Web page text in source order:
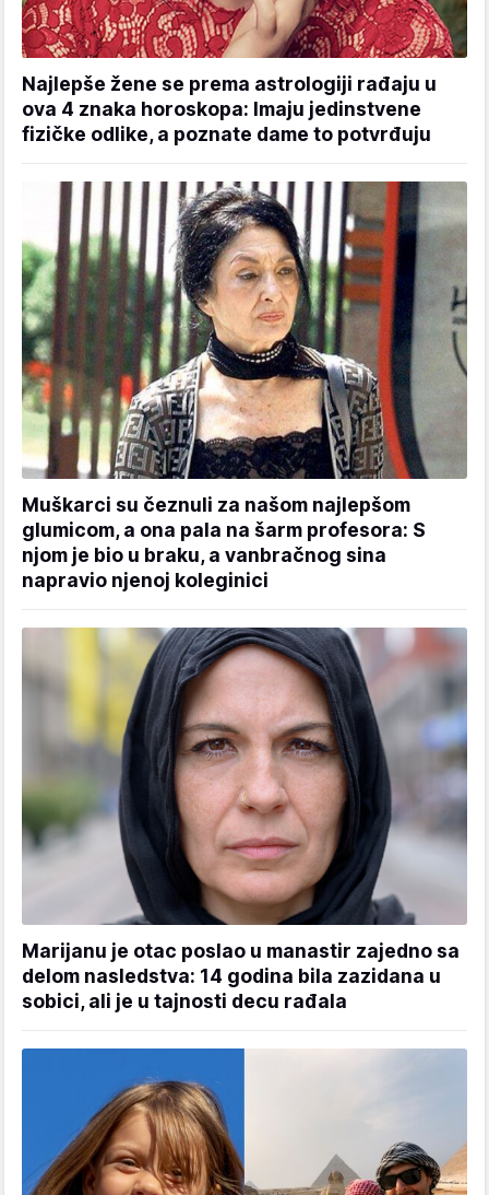
Najlepše žene se prema astrologiji rađaju u
ova 4 znaka horoskopa: Imaju jedinstvene
fizičke odlike, a poznate dame to potvrđuju
Muškarci su čeznuli za našom najlepšom
glumicom, a ona pala na šarm profesora: S
njom je bio u braku, a vanbračnog sina
napravio njenoj koleginici
Marijanu je otac poslao u manastir zajedno sa
delom nasledstva: 14 godina bila zazidana u
sobici, ali je u tajnosti decu rađala